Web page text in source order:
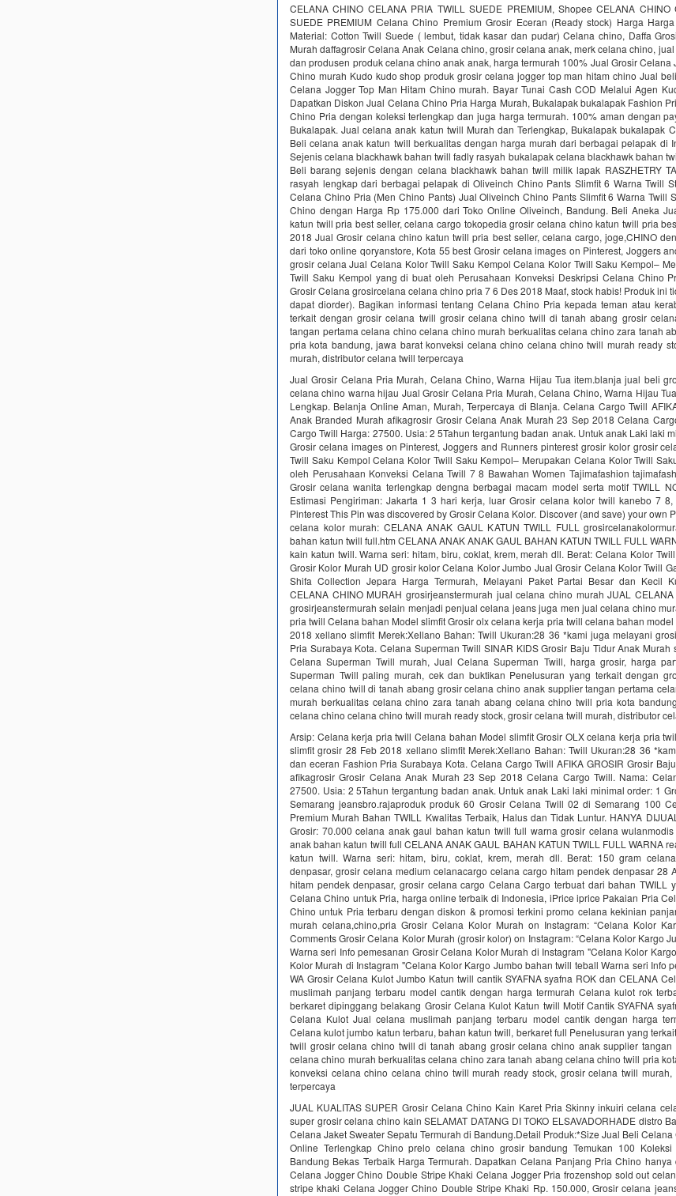
CELANA CHINO CELANA PRIA TWILL SUEDE PREMIUM, Shopee CELANA CHINO
SUEDE PREMIUM Celana Chino Premium Grosir Eceran (Ready stock) Harga
Material: Cotton Twill Suede ( lembut, tidak kasar dan pudar) Celana chino, Daffa
Murah daffagrosir Celana Anak Celana chino, grosir celana anak, merk celana chino,
dan produsen produk celana chino anak anak, harga termurah 100% Jual Grosir Celana
Chino murah Kudo kudo shop produk grosir celana jogger top man hitam chino Jual
Celana Jogger Top Man Hitam Chino murah. Bayar Tunai Cash COD Melalui Agen
Dapatkan Diskon Jual Celana Chino Pria Harga Murah, Bukalapak bukalapak Fashion
Chino Pria dengan koleksi terlengkap dan juga harga termurah. 100% aman dengan
Bukalapak. Jual celana anak katun twill Murah dan Terlengkap, Bukalapak bukalapak
Beli celana anak katun twill berkualitas dengan harga murah dari berbagai pelapak di
Sejenis celana blackhawk bahan twill fadly rasyah bukalapak celana blackhawk bahan
Beli barang sejenis dengan celana blackhawk bahan twill milik lapak RASZHETRY
rasyah lengkap dari berbagai pelapak di Oliveinch Chino Pants Slimfit 6 Warna Twill
Celana Chino Pria (Men Chino Pants) Jual Oliveinch Chino Pants Slimfit 6 Warna Twill
Chino dengan Harga Rp 175.000 dari Toko Online Oliveinch, Bandung. Beli Aneka
katun twill pria best seller, celana cargo tokopedia grosir celana chino katun twill pria
2018 Jual Grosir celana chino katun twill pria best seller, celana cargo, joge,CHINO
dari toko online qoryanstore, Kota 55 best Grosir celana images on Pinterest, Joggers
grosir celana Jual Celana Kolor Twill Saku Kempol Celana Kolor Twill Saku Kempol–
Twill Saku Kempol yang di buat oleh Perusahaan Konveksi Deskripsi Celana Chino
Grosir Celana grosircelana celana chino pria 7 6 Des 2018 Maaf, stock habis! Produk ini
dapat diorder). Bagikan informasi tentang Celana Chino Pria kepada teman atau
terkait dengan grosir celana twill grosir celana chino twill di tanah abang grosir
tangan pertama celana chino celana chino murah berkualitas celana chino zara tanah
pria kota bandung, jawa barat konveksi celana chino celana chino twill murah ready
murah, distributor celana twill terpercaya
Jual Grosir Celana Pria Murah, Celana Chino, Warna Hijau Tua item.blanja jual beli
celana chino warna hijau Jual Grosir Celana Pria Murah, Celana Chino, Warna Hijau
Lengkap. Belanja Online Aman, Murah, Terpercaya di Blanja. Celana Cargo Twill
Anak Branded Murah afikagrosir Grosir Celana Anak Murah 23 Sep 2018 Celana
Cargo Twill Harga: 27500. Usia: 2 5Tahun tergantung badan anak. Untuk anak Laki laki
Grosir celana images on Pinterest, Joggers and Runners pinterest grosir kolor grosir
Twill Saku Kempol Celana Kolor Twill Saku Kempol– Merupakan Celana Kolor Twill
oleh Perusahaan Konveksi Celana Twill 7 8 Bawahan Women Tajimafashion
Grosir celana wanita terlengkap dengna berbagai macam model serta motif TWILL
Estimasi Pengiriman: Jakarta 1 3 hari kerja, luar Grosir celana kolor twill kanebo 7
Pinterest This Pin was discovered by Grosir Celana Kolor. Discover (and save) your own
celana kolor murah: CELANA ANAK GAUL KATUN TWILL FULL
bahan katun twill full.htm CELANA ANAK ANAK GAUL BAHAN KATUN TWILL FULL
kain katun twill. Warna seri: hitam, biru, coklat, krem, merah dll. Berat: Celana Kolor
Grosir Kolor Murah UD grosir kolor Celana Kolor Jumbo Jual Grosir Celana Kolor Twill
Shifa Collection Jepara Harga Termurah, Melayani Paket Partai Besar dan Kecil
CELANA CHINO MURAH grosirjeanstermurah jual celana chino murah JUAL
grosirjeanstermurah selain menjadi penjual celana jeans juga men jual celana chino
pria twill Celana bahan Model slimfit Grosir olx celana kerja pria twill celana bahan
2018 xellano slimfit Merek:Xellano Bahan: Twill Ukuran:28 36 *kami juga melayani
Pria Surabaya Kota. Celana Superman Twill SINAR KIDS Grosir Baju Tidur Anak
Celana Superman Twill murah, Jual Celana Superman Twill, harga grosir, harga
Superman Twill paling murah, cek dan buktikan Penelusuran yang terkait dengan
celana chino twill di tanah abang grosir celana chino anak supplier tangan pertama
murah berkualitas celana chino zara tanah abang celana chino twill pria kota
celana chino celana chino twill murah ready stock, grosir celana twill murah, distributor
Arsip: Celana kerja pria twill Celana bahan Model slimfit Grosir OLX celana kerja pria
slimfit grosir 28 Feb 2018 xellano slimfit Merek:Xellano Bahan: Twill Ukuran:28 36
dan eceran Fashion Pria Surabaya Kota. Celana Cargo Twill AFIKA GROSIR Grosir
afikagrosir Grosir Celana Anak Murah 23 Sep 2018 Celana Cargo Twill. Nama:
27500. Usia: 2 5Tahun tergantung badan anak. Untuk anak Laki laki minimal order: 1
Semarang jeansbro.rajaproduk produk 60 Grosir Celana Twill 02 di Semarang 100
Premium Murah Bahan TWILL Kwalitas Terbaik, Halus dan Tidak Luntur. HANYA
Grosir: 70.000 celana anak gaul bahan katun twill full warna grosir celana
anak bahan katun twill full CELANA ANAK GAUL BAHAN KATUN TWILL FULL WARNA
katun twill. Warna seri: hitam, biru, coklat, krem, merah dll. Berat: 150 gram
denpasar, grosir celana medium celanacargo celana cargo hitam pendek denpasar 28
hitam pendek denpasar, grosir celana cargo Celana Cargo terbuat dari bahan TWILL
Celana Chino untuk Pria, harga online terbaik di Indonesia, iPrice iprice Pakaian Pria
Chino untuk Pria terbaru dengan diskon & promosi terkini promo celana kekinian
murah celana,chino,pria Grosir Celana Kolor Murah on Instagram: “Celana Kolor
Comments Grosir Celana Kolor Murah (grosir kolor) on Instagram: “Celana Kolor Kargo
Warna seri Info pemesanan Grosir Celana Kolor Murah di Instagram "Celana Kolor
Kolor Murah di Instagram "Celana Kolor Kargo Jumbo bahan twill teball Warna seri Info
WA Grosir Celana Kulot Jumbo Katun twill cantik SYAFNA syafna ROK dan CELANA
muslimah panjang terbaru model cantik dengan harga termurah Celana kulot rok
berkaret dipinggang belakang Grosir Celana Kulot Katun twill Motif Cantik SYAFNA
Celana Kulot Jual celana muslimah panjang terbaru model cantik dengan harga
Celana kulot jumbo katun terbaru, bahan katun twill, berkaret full Penelusuran yang
twill grosir celana chino twill di tanah abang grosir celana chino anak supplier tangan
celana chino murah berkualitas celana chino zara tanah abang celana chino twill pria
konveksi celana chino celana chino twill murah ready stock, grosir celana twill murah,
terpercaya
JUAL KUALITAS SUPER Grosir Celana Chino Kain Karet Pria Skinny inkuiri celana
super grosir celana chino kain SELAMAT DATANG DI TOKO ELSAVADORHADE distro
Celana Jaket Sweater Sepatu Termurah di Bandung.Detail Produk:*Size Jual Beli
Online Terlengkap Chino prelo celana chino grosir bandung Temukan 100
Bandung Bekas Terbaik Harga Termurah. Dapatkan Celana Panjang Pria Chino
Celana Jogger Chino Double Stripe Khaki Celana Jogger Pria frozenshop sold out
stripe khaki Celana Jogger Chino Double Stripe Khaki Rp. 150.000, Grosir celana